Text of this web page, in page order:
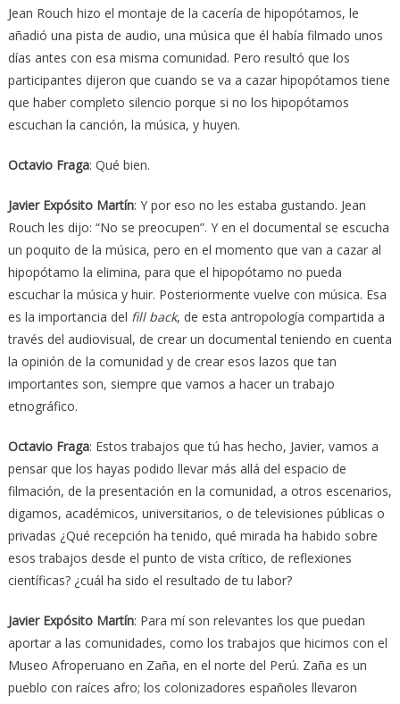
Jean Rouch hizo el montaje de la cacería de hipopótamos, le
añadió una pista de audio, una música que él había filmado unos
días antes con esa misma comunidad. Pero resultó que los
participantes dijeron que cuando se va a cazar hipopótamos tiene
que haber completo silencio porque si no los hipopótamos
escuchan la canción, la música, y huyen.
Octavio Fraga: Qué bien.
Javier Expósito Martín: Y por eso no les estaba gustando. Jean
Rouch les dijo: “No se preocupen”. Y en el documental se escucha
un poquito de la música, pero en el momento que van a cazar al
hipopótamo la elimina, para que el hipopótamo no pueda
escuchar la música y huir. Posteriormente vuelve con música. Esa
es la importancia del fill back, de esta antropología compartida a
través del audiovisual, de crear un documental teniendo en cuenta
la opinión de la comunidad y de crear esos lazos que tan
importantes son, siempre que vamos a hacer un trabajo
etnográfico.
Octavio Fraga: Estos trabajos que tú has hecho, Javier, vamos a
pensar que los hayas podido llevar más allá del espacio de
filmación, de la presentación en la comunidad, a otros escenarios,
digamos, académicos, universitarios, o de televisiones públicas o
privadas ¿Qué recepción ha tenido, qué mirada ha habido sobre
esos trabajos desde el punto de vista crítico, de reflexiones
científicas? ¿cuál ha sido el resultado de tu labor?
Javier Expósito Martín: Para mí son relevantes los que puedan
aportar a las comunidades, como los trabajos que hicimos con el
Museo Afroperuano en Zaña, en el norte del Perú. Zaña es un
pueblo con raíces afro; los colonizadores españoles llevaron